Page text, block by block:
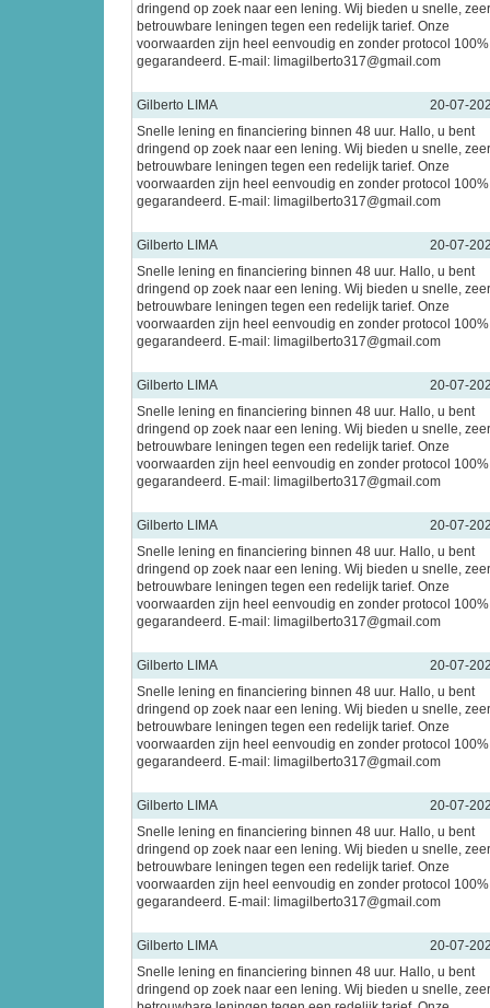
dringend op zoek naar een lening. Wij bieden u snelle, zeer
betrouwbare leningen tegen een redelijk tarief. Onze
voorwaarden zijn heel eenvoudig en zonder protocol 100%
gegarandeerd. E-mail: limagilberto317@gmail.com
Gilberto LIMA
20-07-
Snelle lening en financiering binnen 48 uur. Hallo, u bent
dringend op zoek naar een lening. Wij bieden u snelle, zeer
betrouwbare leningen tegen een redelijk tarief. Onze
voorwaarden zijn heel eenvoudig en zonder protocol 100%
gegarandeerd. E-mail: limagilberto317@gmail.com
Gilberto LIMA
20-07-
Snelle lening en financiering binnen 48 uur. Hallo, u bent
dringend op zoek naar een lening. Wij bieden u snelle, zeer
betrouwbare leningen tegen een redelijk tarief. Onze
voorwaarden zijn heel eenvoudig en zonder protocol 100%
gegarandeerd. E-mail: limagilberto317@gmail.com
Gilberto LIMA
20-07-
Snelle lening en financiering binnen 48 uur. Hallo, u bent
dringend op zoek naar een lening. Wij bieden u snelle, zeer
betrouwbare leningen tegen een redelijk tarief. Onze
voorwaarden zijn heel eenvoudig en zonder protocol 100%
gegarandeerd. E-mail: limagilberto317@gmail.com
Gilberto LIMA
20-07-
Snelle lening en financiering binnen 48 uur. Hallo, u bent
dringend op zoek naar een lening. Wij bieden u snelle, zeer
betrouwbare leningen tegen een redelijk tarief. Onze
voorwaarden zijn heel eenvoudig en zonder protocol 100%
gegarandeerd. E-mail: limagilberto317@gmail.com
Gilberto LIMA
20-07-
Snelle lening en financiering binnen 48 uur. Hallo, u bent
dringend op zoek naar een lening. Wij bieden u snelle, zeer
betrouwbare leningen tegen een redelijk tarief. Onze
voorwaarden zijn heel eenvoudig en zonder protocol 100%
gegarandeerd. E-mail: limagilberto317@gmail.com
Gilberto LIMA
20-07-
Snelle lening en financiering binnen 48 uur. Hallo, u bent
dringend op zoek naar een lening. Wij bieden u snelle, zeer
betrouwbare leningen tegen een redelijk tarief. Onze
voorwaarden zijn heel eenvoudig en zonder protocol 100%
gegarandeerd. E-mail: limagilberto317@gmail.com
Gilberto LIMA
20-07-
Snelle lening en financiering binnen 48 uur. Hallo, u bent
dringend op zoek naar een lening. Wij bieden u snelle, zeer